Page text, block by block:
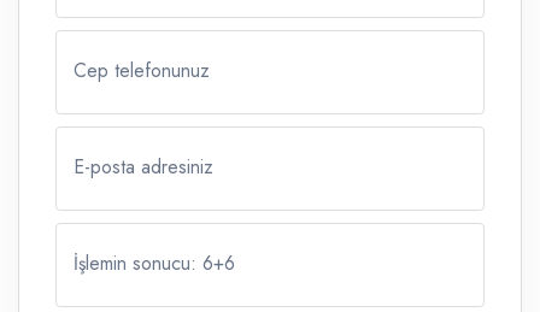
Cep telefonunuz
E-posta adresiniz
İşlemin sonucu: 6+6